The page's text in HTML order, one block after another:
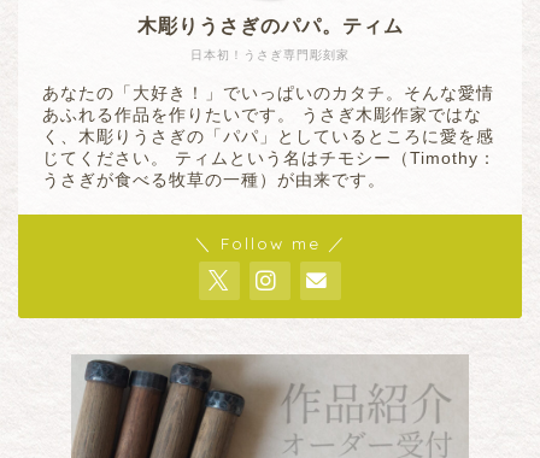
日本初！うさぎ専門彫刻家
木彫りうさぎのパパ。ティム
あなたの「大好き！」でいっぱいのカタチ。そんな愛情
あふれる作品を作りたいです。 うさぎ木彫作家ではな
く、木彫りうさぎの「パパ」としているところに愛を感
じてください。 ティムという名はチモシー（Timothy：
うさぎが食べる牧草の一種）が由来です。
＼ Follow me ／